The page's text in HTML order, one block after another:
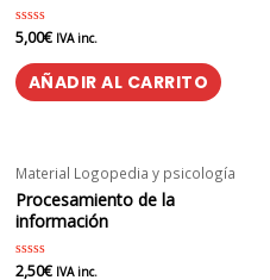
Valorado
en
de
5
5,00€ IVA inc.
AÑADIR AL CARRITO
Material Logopedia y psicología
Procesamiento de la
información
Valorado
2,50€ IVA inc.